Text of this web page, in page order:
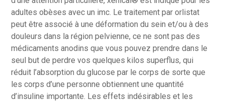
adultes obèses avec un imc. Le traitement par orlistat
peut être associé à une déformation du sein et/ou à des
douleurs dans la région pelvienne, ce ne sont pas des
médicaments anodins que vous pouvez prendre dans le
seul but de perdre vos quelques kilos superflus, qui
réduit l’absorption du glucose par le corps de sorte que
les corps d’une personne obtiennent une quantité
d’insuline importante. Les effets indésirables et les